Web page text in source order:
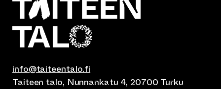
info@taiteentalo.fi
Taiteen talo, Nunnankatu 4, 20700 Turku